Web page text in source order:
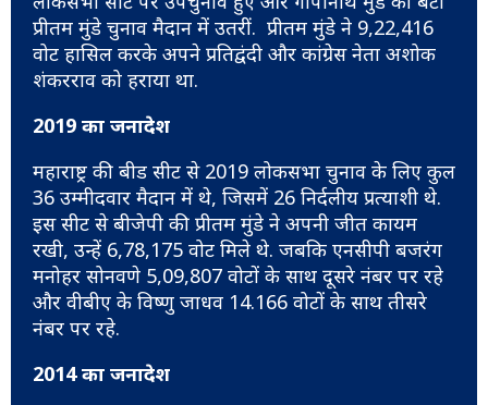
प्रीतम मुंडे चुनाव मैदान में उतरीं. प्रीतम मुंडे ने 9,22,416
वोट हासिल करके अपने प्रतिद्वंदी और कांग्रेस नेता अशोक
शंकरराव को हराया था.
2019 का जनादेश
महाराष्ट्र की बीड सीट से 2019 लोकसभा चुनाव के लिए कुल
36 उम्मीदवार मैदान में थे, जिसमें 26 निर्दलीय प्रत्याशी थे.
इस सीट से बीजेपी की प्रीतम मुंडे ने अपनी जीत कायम
रखी, उन्हें 6,78,175 वोट मिले थे. जबकि एनसीपी बजरंग
मनोहर सोनवणे 5,09,807 वोटों के साथ दूसरे नंबर पर रहे
और वीबीए के विष्णु जाधव 14.166 वोटों के साथ तीसरे
नंबर पर रहे.
2014 का जनादेश